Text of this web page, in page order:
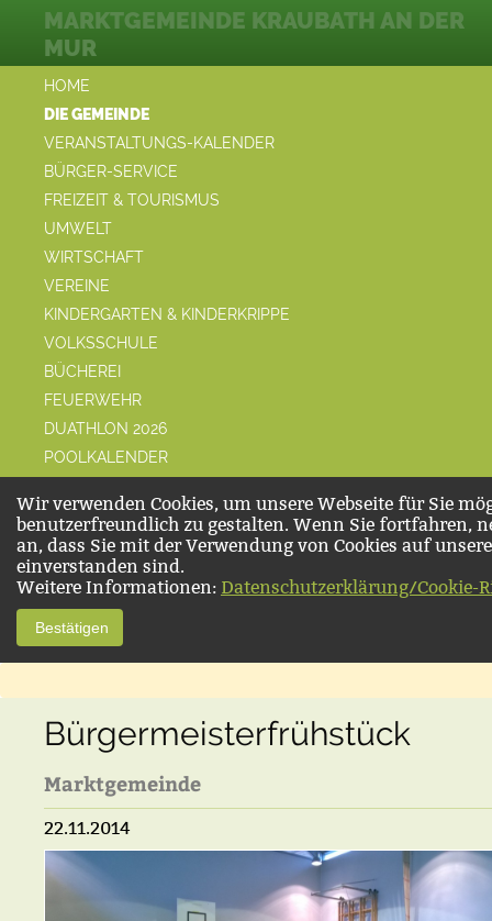
HOME
DIE GEMEINDE
VERANSTALTUNGS-KALENDER
BÜRGER-SERVICE
FREIZEIT & TOURISMUS
UMWELT
WIRTSCHAFT
VEREINE
KINDERGARTEN & KINDERKRIPPE
VOLKSSCHULE
BÜCHEREI
FEUERWEHR
DUATHLON 2026
POOLKALENDER
MARKTGEMEINDE KRAUBATH AN DER
MUR
Wir verwenden Cookies, um unsere Webseite für Sie
benutzerfreundlich zu gestalten. Wenn Sie fortfahren,
an, dass Sie mit der Verwendung von Cookies auf
einverstanden sind.
Weitere Informationen: Datenschutzerklärung/Cookie-
Bestätigen
Bürgermeisterfrühstück
Marktgemeinde
22.11.2014